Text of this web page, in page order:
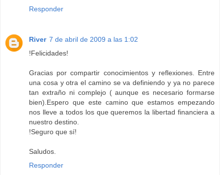
Responder
River 7 de abril de 2009 a las 1:02
!Felicidades!
Gracias por compartir conocimientos y reflexiones. Entre
una cosa y otra el camino se va definiendo y ya no parece
tan extraño ni complejo ( aunque es necesario formarse
bien).Espero que este camino que estamos empezando
nos lleve a todos los que queremos la libertad financiera a
nuestro destino.
!Seguro que sí!
Saludos.
Responder